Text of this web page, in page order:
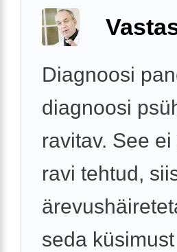
Diagnoosi
diagnoosi
ravitav. See
ravi tehtud,
seda küsimust